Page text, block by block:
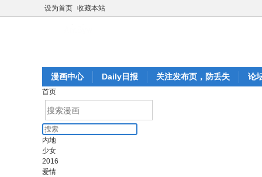
设为首页 收藏本站
漫画中心 Daily日报 关注发布页，防丢失 论
首页
内地
少女
2016
爱情